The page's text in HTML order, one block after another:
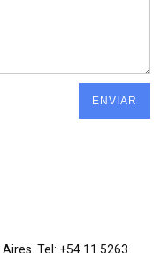
Tel: +54 11 5263